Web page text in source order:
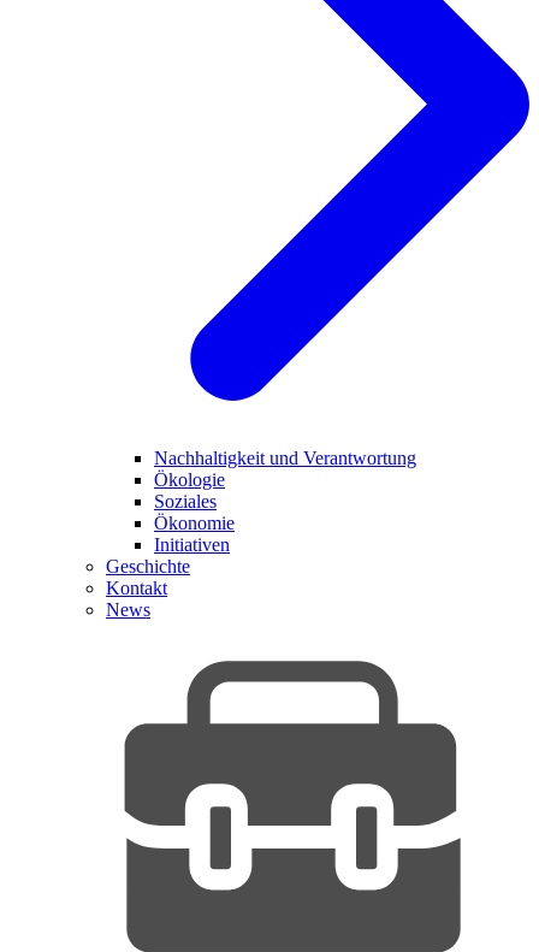
Nachhaltigkeit und Verantwortung
Ökologie
Soziales
Ökonomie
Initiativen
Geschichte
Kontakt
News